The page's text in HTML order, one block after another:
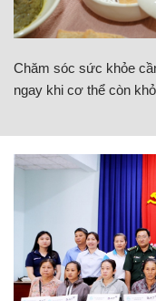
Chăm sóc sức khỏe
ngay khi cơ thể còn